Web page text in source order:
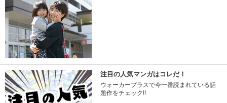
注目の人気マンガはコレだ！
ウォーカープラスで今一番読まれている話
題作をチェック!!